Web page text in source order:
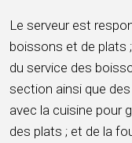
Le serveur est
boissons et de plats
du service des
section ainsi que
avec la cuisine pour
des plats ; et de la